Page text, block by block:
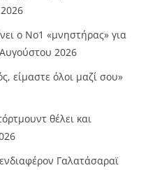
ο Νο1 «μνηστήρας» για
2026
είμαστε όλοι μαζί σου»
θέλει και
Γαλατάσαραϊ